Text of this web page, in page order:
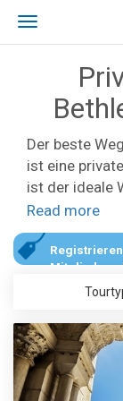
Der beste
ist eine
ist der ideale
Familie oder
Israel zu
Bethlehem
Bei einer
Route Ihren
Route führt
Read more
Registrieren